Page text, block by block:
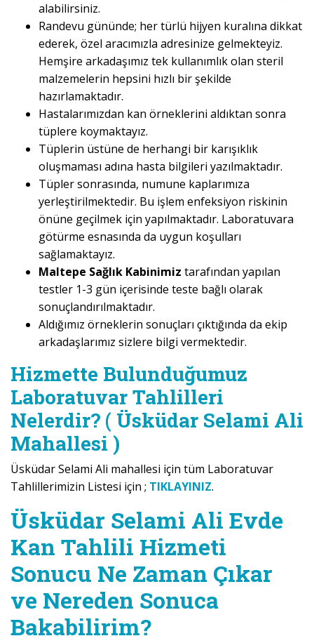
alabilirsiniz.
Randevu gününde; her türlü hijyen kuralına dikkat
ederek, özel aracımızla adresinize gelmekteyiz.
Hemşire arkadaşımız tek kullanımlık olan steril
malzemelerin hepsini hızlı bir şekilde
hazırlamaktadır.
Hastalarımızdan kan örneklerini aldıktan sonra
tüplere koymaktayız.
Tüplerin üstüne de herhangi bir karışıklık
oluşmaması adına hasta bilgileri yazılmaktadır.
Tüpler sonrasında, numune kaplarımıza
yerleştirilmektedir. Bu işlem enfeksiyon riskinin
önüne geçilmek için yapılmaktadır. Laboratuvara
götürme esnasında da uygun koşulları
sağlamaktayız.
Maltepe Sağlık Kabinimiz tarafından yapılan
testler 1-3 gün içerisinde teste bağlı olarak
sonuçlandırılmaktadır.
Aldığımız örneklerin sonuçları çıktığında da ekip
arkadaşlarımız sizlere bilgi vermektedir.
Hizmette Bulunduğumuz
Laboratuvar Tahlilleri
Nelerdir? ( Üsküdar Selami Ali
Mahallesi )
Üsküdar Selami Ali mahallesi için tüm Laboratuvar
Tahlillerimizin Listesi için ; TIKLAYINIZ.
Üsküdar Selami Ali Evde
Kan Tahlili Hizmeti
Sonucu Ne Zaman Çıkar
ve Nereden Sonuca
Bakabilirim?